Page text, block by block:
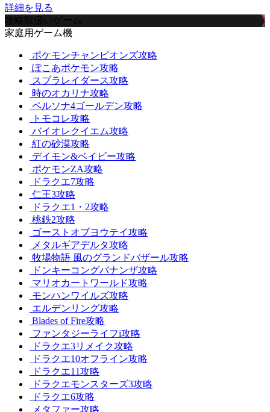
詳細を見る
攻略取扱いゲーム
家庭用ゲーム機
ポケモンチャンピオンズ攻略
ぽこあポケモン攻略
スプラレイダース攻略
時のオカリナ攻略
ペルソナ4ゴールデン攻略
トモコレ攻略
バイオレクイエム攻略
紅の砂漠攻略
デイモン&ベイビー攻略
ポケモンZA攻略
ドラクエ7攻略
仁王3攻略
ドラクエ1・2攻略
桃鉄2攻略
ゴーストオブヨウテイ攻略
メタルギアデルタ攻略
牧場物語 風のグランドバザール攻略
ドンキーコングバナンザ攻略
マリオカートワールド攻略
モンハンワイルズ攻略
エルデンリング攻略
Blades of Fire攻略
ファンタジーライフi攻略
ドラクエ3リメイク攻略
ドラクエ10オフライン攻略
ドラクエ11攻略
ドラクエモンスターズ3攻略
ドラクエ6攻略
メタファー攻略